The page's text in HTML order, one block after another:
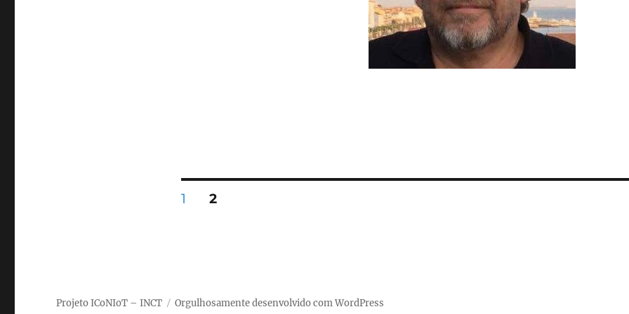
Paginação
PÁGINA
1 PÁGINA
2
Projeto ICoNIoT – INCT Orgulhosamente desenvolvido com WordPress